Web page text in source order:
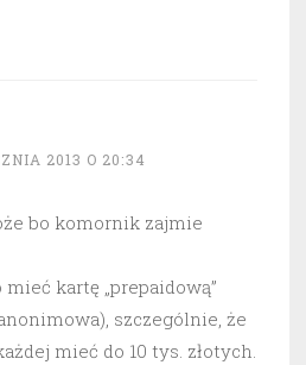
2013 O 20:34
bo komornik zajmie
kartę „prepaidową”
szczególnie, że
mieć do 10 tys. złotych.